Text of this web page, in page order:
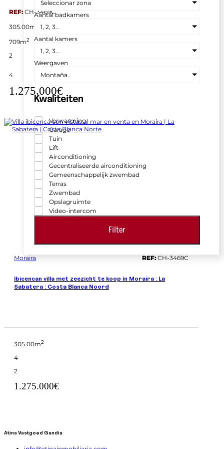
Seleccionar zona
Aantal badkamers
1, 2, 3...
Aantal kamers
1, 2, 3...
Weergaven
Montaña..
Kwaliteiten
Verwarming
Garage
Tuin
Lift
Airconditioning
Gecentraliseerde airconditioning
Gemeenschappelijk zwembad
Terras
Zwembad
Opslagruimte
Video-intercom
Filter
REF: CH-3469C
305.00m
709m2
2
4
1.275.000€
Moraira REF:CH-3469C
Ibicencan villa met zeezicht te koop in Moraira : La
Sabatera : Costa Blanca Noord
305.00m2
4
2
1.275.000€
Atina Vastgoed Gandia